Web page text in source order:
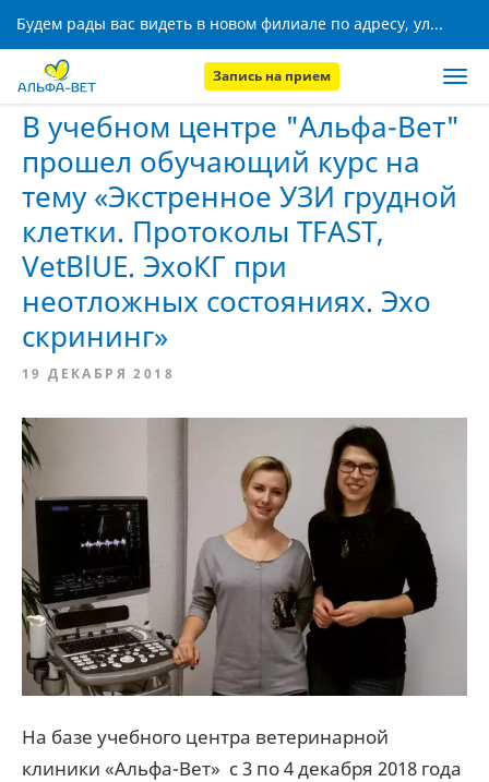
Будем рады вас видеть в новом филиале по адресу, ул. Кижеватова, 8!
Запись на прием
Главная
В учебном центре "Альфа-Вет"
прошел обучающий курс на
тему «Экстренное УЗИ грудной
клетки. Протоколы TFAST,
VetBlUE. ЭхоКГ при
неотложных состояниях. Эхо
скрининг»
19 ДЕКАБРЯ 2018
На базе учебного центра ветеринарной
клиники «Альфа-Вет» с 3 по 4 декабря 2018 года